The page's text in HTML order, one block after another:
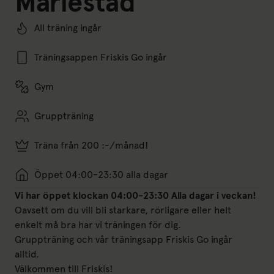
All träning ingår
Träningsappen Friskis Go ingår
Gym
Gruppträning
Träna från 200 :-/månad!
Öppet 04:00-23:30 alla dagar
Vi har öppet klockan 04:00-23:30 Alla dagar i veckan!
Oavsett om du vill bli starkare, rörligare eller helt
enkelt må bra har vi träningen för dig.
Gruppträning och vår träningsapp Friskis Go ingår
alltid.
Välkommen till Friskis!